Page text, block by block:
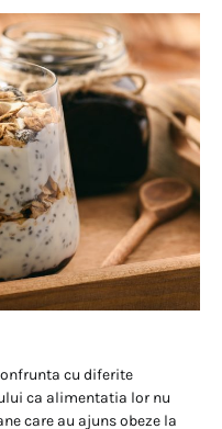
cu diferite
ca alimentatia lor nu
care au ajuns obeze la